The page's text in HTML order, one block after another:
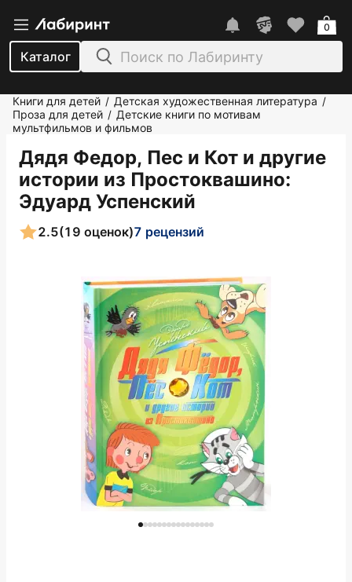
Каталог
0
Книги для детей / Детская художественная литература /
Проза для детей / Детские книги по мотивам
мультфильмов и фильмов
Дядя Федор, Пес и Кот и другие
истории из Простоквашино:
Эдуард Успенский
2.5(19 оценок)7 рецензий